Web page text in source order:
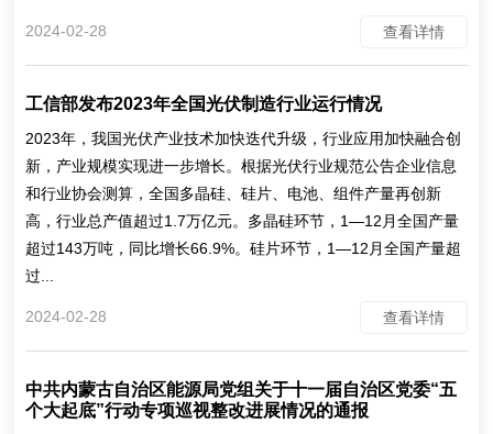
2024-02-28 查看详情
工信部发布2023年全国光伏制造行业运行情况
2023年，我国光伏产业技术加快迭代升级，行业应用加快融合创
新，产业规模实现进一步增长。根据光伏行业规范公告企业信息
和行业协会测算，全国多晶硅、硅片、电池、组件产量再创新
高，行业总产值超过1.7万亿元。多晶硅环节，1—12月全国产量
超过143万吨，同比增长66.9%。硅片环节，1—12月全国产量超
过...
2024-02-28 查看详情
中共内蒙古自治区能源局党组关于十一届自治区党委“五
个大起底”行动专项巡视整改进展情况的通报